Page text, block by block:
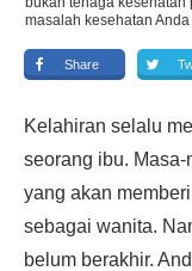
masalah kesehatan
Share
Kelahiran selalu
seorang ibu.
yang akan
sebagai wanita.
belum berakhir.